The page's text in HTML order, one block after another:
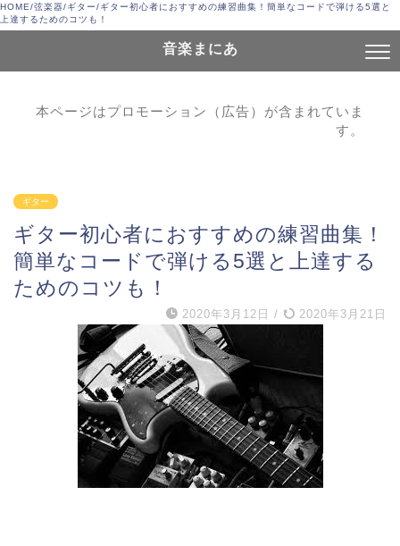
HOME/弦楽器/ギター/ギター初心者におすすめの練習曲集！簡単なコードで弾ける5選と
上達するためのコツも！
音楽まにあ
本ページはプロモーション（広告）が含まれていま
す。
ギター
ギター初心者におすすめの練習曲集！
簡単なコードで弾ける5選と上達する
ためのコツも！
2020年3月12日 / 2020年3月21日